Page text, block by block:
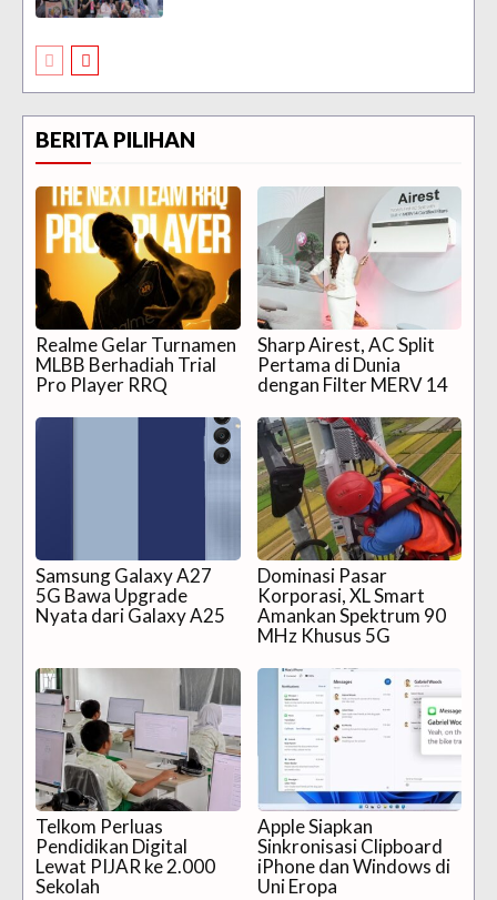
BERITA PILIHAN
Realme Gelar Turnamen
MLBB Berhadiah Trial
Pro Player RRQ
Sharp Airest, AC Split
Pertama di Dunia
dengan Filter MERV 14
Samsung Galaxy A27
5G Bawa Upgrade
Nyata dari Galaxy A25
Dominasi Pasar
Korporasi, XL Smart
Amankan Spektrum 90
MHz Khusus 5G
Telkom Perluas
Pendidikan Digital
Lewat PIJAR ke 2.000
Sekolah
Apple Siapkan
Sinkronisasi Clipboard
iPhone dan Windows di
Uni Eropa